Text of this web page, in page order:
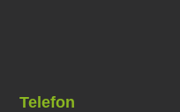
Telefon